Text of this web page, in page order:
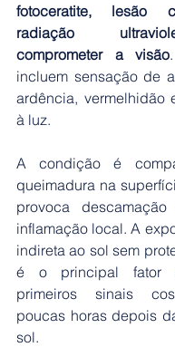
fotoceratite, lesão
radiação
comprometer a visão
incluem sensação de
ardência, vermelhidão
à luz.
A condição é
queimadura na
provoca
inflamação local. A
indireta ao sol sem
é o principal fator
primeiros sinais
poucas horas depois
sol.